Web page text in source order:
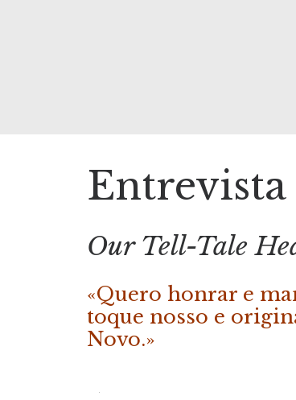
Our Tell-Tale
«Quero honrar e
toque nosso e
Novo.»